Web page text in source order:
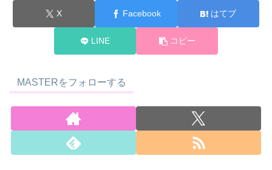
X Facebook はてブ
LINE コピー
MASTERをフォローする